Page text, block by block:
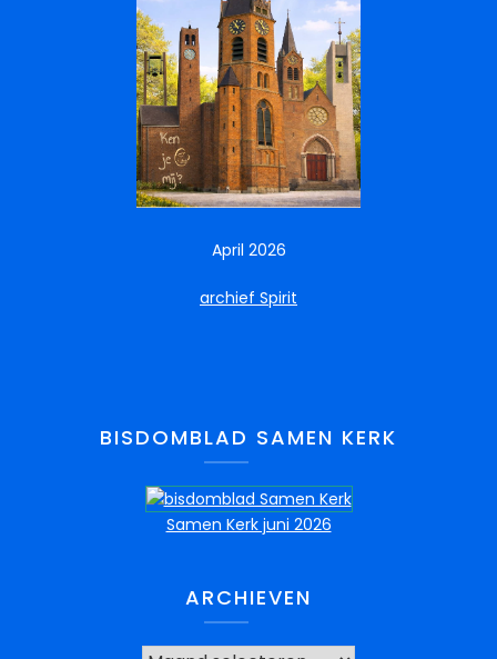
April 2026
archief Spirit
BISDOMBLAD SAMEN KERK
Samen Kerk juni 2026
ARCHIEVEN